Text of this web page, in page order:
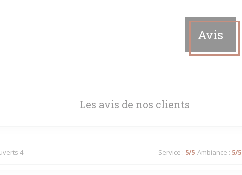
Avis
Les avis de nos clients
4 Service : 5/5 Ambiance : 5/5